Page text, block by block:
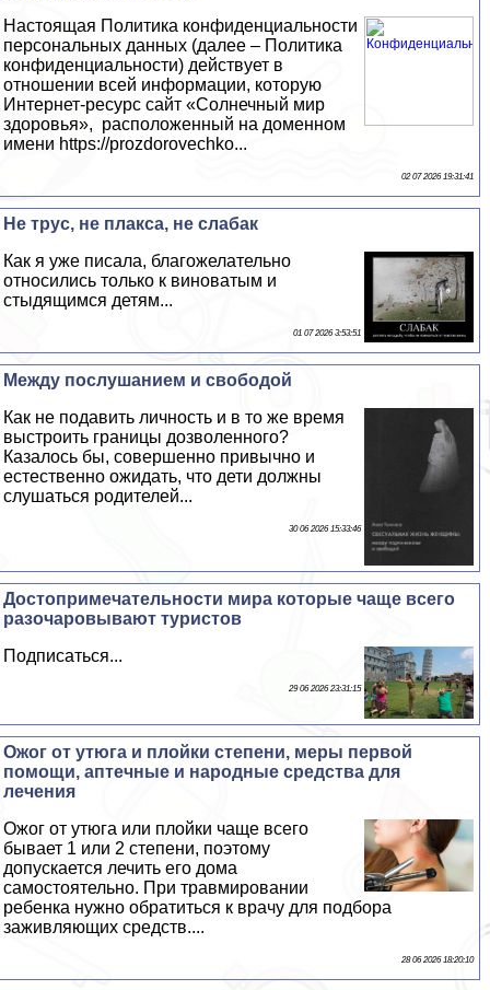
Настоящая Политика конфиденциальности
персональных данных (далее – Политика
конфиденциальности) действует в
отношении всей информации, которую
Интернет-ресурс сайт «Солнечный мир
здоровья», расположенный на доменном
имени https://prozdorovechko...
02 07 2026 19:31:41
Не трус, не плакса, не слабак
Как я уже писала, благожелательно
относились только к виноватым и
стыдящимся детям...
01 07 2026 3:53:51
Между послушанием и свободой
Как не подавить личность и в то же время
выстроить границы дозволенного?
Казалось бы, совершенно привычно и
естественно ожидать, что дети должны
слушаться родителей...
30 06 2026 15:33:46
Достопримечательности мира которые чаще всего
разочаровывают туристов
Подписаться...
29 06 2026 23:31:15
Ожог от утюга и плойки степени, меры первой
помощи, аптечные и народные средства для
лечения
Ожог от утюга или плойки чаще всего
бывает 1 или 2 степени, поэтому
допускается лечить его дома
самостоятельно. При травмировании
ребенка нужно обратиться к врачу для подбора
заживляющих средств....
28 06 2026 18:20:10